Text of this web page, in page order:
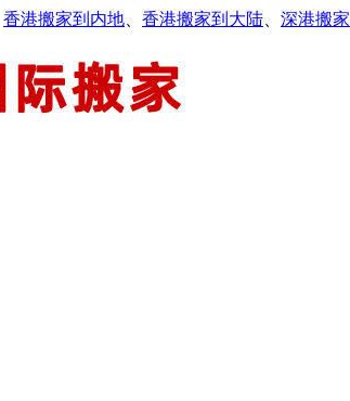
香港搬家到内地 香港搬家到大陆 深港搬家